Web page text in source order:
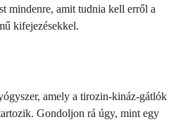
mindenre, amit tudnia kell erről a
kifejezésekkel.
amely a tirozin-kináz-gátlók
Gondoljon rá úgy, mint egy